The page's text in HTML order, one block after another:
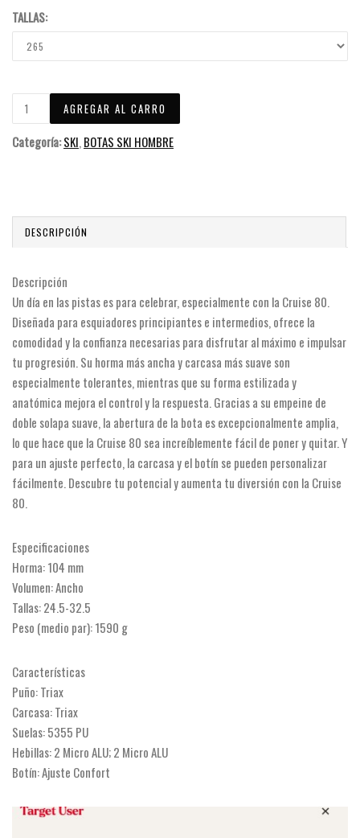
TALLAS:
Categoría:SKI, BOTAS SKI HOMBRE
DESCRIPCIÓN
Descripción
Un día en las pistas es para celebrar, especialmente con la Cruise 80.
Diseñada para esquiadores principiantes e intermedios, ofrece la
comodidad y la confianza necesarias para disfrutar al máximo e impulsar
tu progresión. Su horma más ancha y carcasa más suave son
especialmente tolerantes, mientras que su forma estilizada y
anatómica mejora el control y la respuesta. Gracias a su empeine de
doble solapa suave, la abertura de la bota es excepcionalmente amplia,
lo que hace que la Cruise 80 sea increíblemente fácil de poner y quitar. Y
para un ajuste perfecto, la carcasa y el botín se pueden personalizar
fácilmente. Descubre tu potencial y aumenta tu diversión con la Cruise
80.
Especificaciones
Horma: 104 mm
Volumen: Ancho
Tallas: 24.5-32.5
Peso (medio par): 1590 g
Características
Puño: Triax
Carcasa: Triax
Suelas: 5355 PU
Hebillas: 2 Micro ALU; 2 Micro ALU
Botín: Ajuste Confort